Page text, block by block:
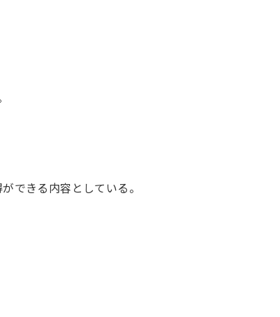
できる内容としている。